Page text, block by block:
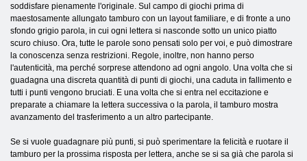
soddisfare pienamente l'originale. Sul campo di giochi prima di
maestosamente allungato tamburo con un layout familiare, e di fronte a uno
sfondo grigio parola, in cui ogni lettera si nasconde sotto un unico piatto
scuro chiuso. Ora, tutte le parole sono pensati solo per voi, e può dimostrare
la conoscenza senza restrizioni. Regole, inoltre, non hanno perso
l'autenticità, ma perché sorprese attendono ad ogni angolo. Una volta che si
guadagna una discreta quantità di punti di giochi, una caduta in fallimento e
tutti i punti vengono bruciati. E una volta che si entra nel eccitazione e
preparate a chiamare la lettera successiva o la parola, il tamburo mostra
avanzamento del trasferimento a un altro partecipante.
Se si vuole guadagnare più punti, si può sperimentare la felicità e ruotare il
tamburo per la prossima risposta per lettera, anche se si sa già che parola si